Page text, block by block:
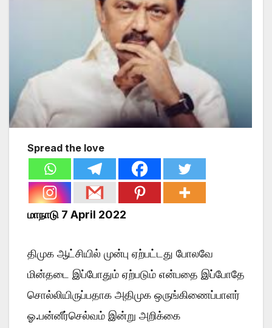
Spread the love
மாநாடு 7 April 2022
திமுக ஆட்சியில் முன்பு ஏற்பட்டது போலவே
மின்தடை இப்போதும் ஏற்படும் என்பதை இப்போதே
சொல்லியிருப்பதாக அதிமுக ஒருங்கிணைப்பாளர்
ஓ.பன்னீர்செல்வம் இன்று அறிக்கை